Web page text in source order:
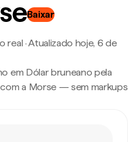
Baixar
real ·Atualizado hoje, 6 de
em Dólar bruneano pela
com a Morse — sem markups